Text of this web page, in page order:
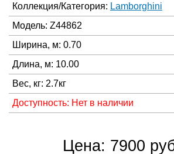
Коллекция/Категория: Lamborghini
Модель: Z44862
Ширина, м: 0.70
Длина, м: 10.00
Вес, кг: 2.7кг
Доступность: Нет в наличии
Цена: 7900